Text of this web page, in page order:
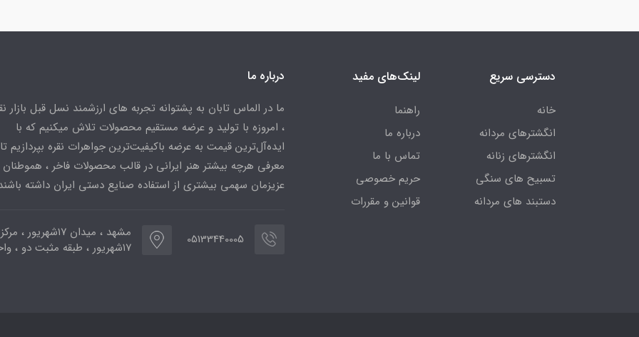
دسترسی سریع
خانه
انگشترهای مردانه
انگشترهای زنانه
تسبیح های سنگی
دستبند های مردانه
لینک‌های مفید
راهنما
درباره ما
تماس با ما
حریم خصوصی
قوانین و مقررات
درباره ما
ما در الماس تابان به پشتوانه تجربه های ارزشمند نسل قبل بازار
، امروزه با تولید و عرضه مستقیم محصولات تلاش میکنیم که با
ایده‌آل‌ترین قیمت به عرضه باکیفیت‌ترین جواهرات نقره بپردازیم تا
معرفی هرچه بیشتر هنر ایرانی در قالب محصولات فاخر ، هموطنان
عزیزمان سهمی بیشتری از استفاده صنایع دستی ایران داشته
05133440005
مشهد ، میدان ۱۷شهریور
۱۷شهریور ، طبقه مثبت دو ، واحد ۷۷۳